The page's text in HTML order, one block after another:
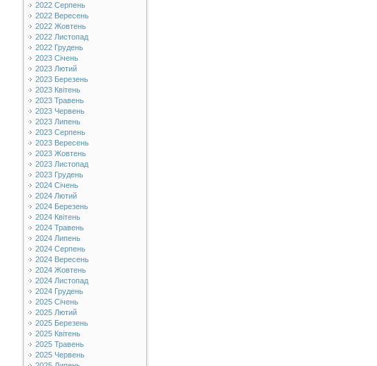
2022 Серпень
2022 Вересень
2022 Жовтень
2022 Листопад
2022 Грудень
2023 Січень
2023 Лютий
2023 Березень
2023 Квітень
2023 Травень
2023 Червень
2023 Липень
2023 Серпень
2023 Вересень
2023 Жовтень
2023 Листопад
2023 Грудень
2024 Січень
2024 Лютий
2024 Березень
2024 Квітень
2024 Травень
2024 Липень
2024 Серпень
2024 Вересень
2024 Жовтень
2024 Листопад
2024 Грудень
2025 Січень
2025 Лютий
2025 Березень
2025 Квітень
2025 Травень
2025 Червень